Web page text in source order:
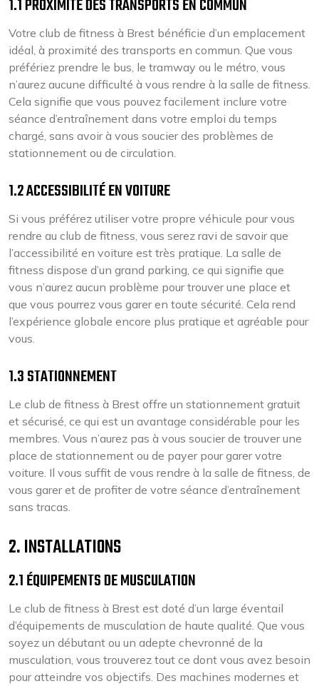
1.1 PROXIMITÉ DES TRANSPORTS EN COMMUN
Votre club de fitness à Brest bénéficie d’un emplacement
idéal, à proximité des transports en commun. Que vous
préfériez prendre le bus, le tramway ou le métro, vous
n’aurez aucune difficulté à vous rendre à la salle de fitness.
Cela signifie que vous pouvez facilement inclure votre
séance d’entraînement dans votre emploi du temps
chargé, sans avoir à vous soucier des problèmes de
stationnement ou de circulation.
1.2 ACCESSIBILITÉ EN VOITURE
Si vous préférez utiliser votre propre véhicule pour vous
rendre au club de fitness, vous serez ravi de savoir que
l’accessibilité en voiture est très pratique. La salle de
fitness dispose d’un grand parking, ce qui signifie que
vous n’aurez aucun problème pour trouver une place et
que vous pourrez vous garer en toute sécurité. Cela rend
l’expérience globale encore plus pratique et agréable pour
vous.
1.3 STATIONNEMENT
Le club de fitness à Brest offre un stationnement gratuit
et sécurisé, ce qui est un avantage considérable pour les
membres. Vous n’aurez pas à vous soucier de trouver une
place de stationnement ou de payer pour garer votre
voiture. Il vous suffit de vous rendre à la salle de fitness, de
vous garer et de profiter de votre séance d’entraînement
sans tracas.
2. INSTALLATIONS
2.1 ÉQUIPEMENTS DE MUSCULATION
Le club de fitness à Brest est doté d’un large éventail
d’équipements de musculation de haute qualité. Que vous
soyez un débutant ou un adepte chevronné de la
musculation, vous trouverez tout ce dont vous avez besoin
pour atteindre vos objectifs. Des machines modernes et